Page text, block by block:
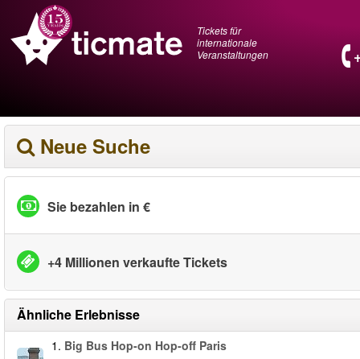
Tickets für
internationale
Veranstaltungen
Neue Suche
Sie bezahlen in €
+4 Millionen verkaufte Tickets
Ähnliche Erlebnisse
1. Big Bus Hop-on Hop-off Paris